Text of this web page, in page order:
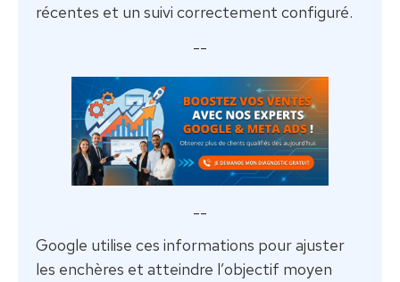
récentes et un suivi correctement configuré.
--
--
Google utilise ces informations pour ajuster
les enchères et atteindre l’objectif moyen